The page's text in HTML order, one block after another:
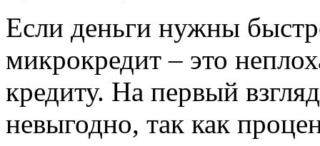
Если деньги нужны
микрокредит – это
кредиту. На первый
невыгодно, так как